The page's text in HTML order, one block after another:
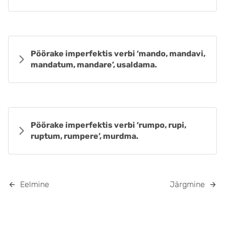
Pöörake imperfektis verbi ‘mando, mandavi,
mandatum, mandare’, usaldama.
Pöörake imperfektis verbi ‘rumpo, rupi,
ruptum, rumpere’, murdma.
Eelmine Järgmine